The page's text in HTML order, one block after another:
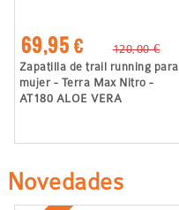
69,95 €
120,00 €
Zapatilla de trail running para
mujer - Terra Max Nitro -
AT180 ALOE VERA
Novedades